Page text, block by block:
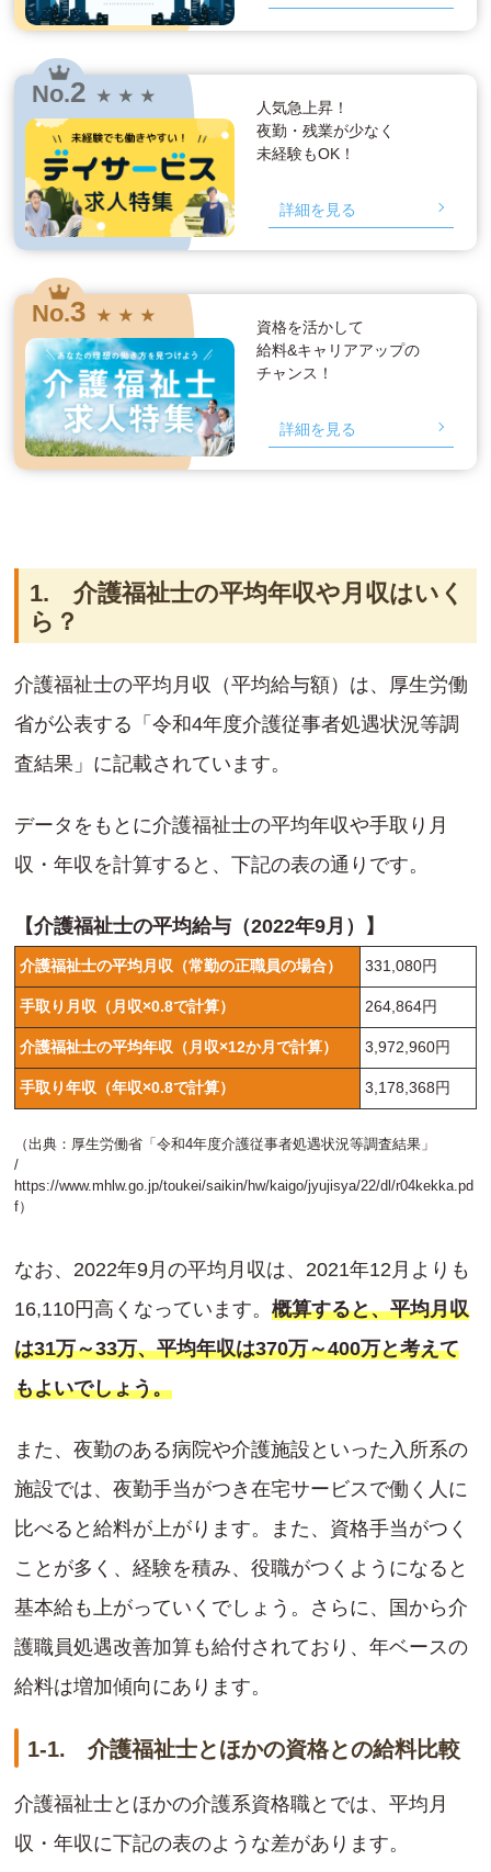
No.2 ★ ★ ★
人気急上昇！
夜勤・残業が少なく
未経験もOK！
詳細を見る
No.3 ★ ★ ★
資格を活かして
給料&キャリアアップの
チャンス！
詳細を見る
1. 介護福祉士の平均年収や月収はいく
ら？
介護福祉士の平均月収（平均給与額）は、厚生労働
省が公表する「令和4年度介護従事者処遇状況等調
査結果」に記載されています。
データをもとに介護福祉士の平均年収や手取り月
収・年収を計算すると、下記の表の通りです。
【介護福祉士の平均給与（2022年9月）】
介護福祉士の平均月収（常勤の正職員の場合） 331,080円
手取り月収（月収×0.8で計算） 264,864円
介護福祉士の平均年収（月収×12か月で計算） 3,972,960円
手取り年収（年収×0.8で計算） 3,178,368円
（出典：厚生労働省「令和4年度介護従事者処遇状況等調査結果」
/
https://www.mhlw.go.jp/toukei/saikin/hw/kaigo/jyujisya/22/dl/r04kekka.pd
f）
なお、2022年9月の平均月収は、2021年12月よりも
16,110円高くなっています。 概算すると、平均月収
は31万～33万、平均年収は370万～400万と考えて
もよいでしょう。
また、夜勤のある病院や介護施設といった入所系の
施設では、夜勤手当がつき在宅サービスで働く人に
比べると給料が上がります。また、資格手当がつく
ことが多く、経験を積み、役職がつくようになると
基本給も上がっていくでしょう。さらに、国から介
護職員処遇改善加算も給付されており、年ベースの
給料は増加傾向にあります。
1-1. 介護福祉士とほかの資格との給料比較
介護福祉士とほかの介護系資格職とでは、平均月
収・年収に下記の表のような差があります。